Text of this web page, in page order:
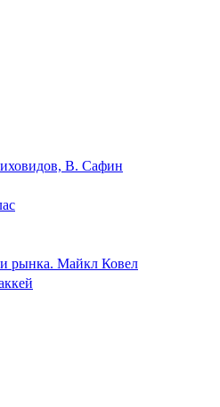
В. Сафин
рынка. Майкл Ковел